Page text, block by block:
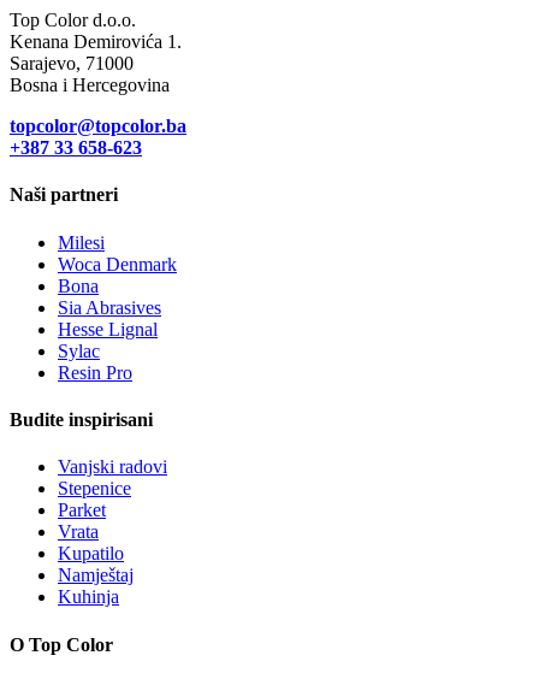
Top Color d.o.o.
Kenana Demirovića 1.
Sarajevo, 71000
Bosna i Hercegovina
topcolor@topcolor.ba
+387 33 658-623
Naši partneri
Milesi
Woca Denmark
Bona
Sia Abrasives
Hesse Lignal
Sylac
Resin Pro
Budite inspirisani
Vanjski radovi
Stepenice
Parket
Vrata
Kupatilo
Namještaj
Kuhinja
O Top Color